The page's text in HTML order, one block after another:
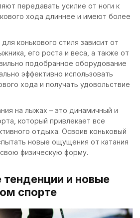
передавать усилие от ноги к
хода длиннее и имеют более
конькового стиля зависит от
его роста и веса, а также от
подобранное оборудование
эффективно использовать
хода и получать удовольствие
на лыжах – это динамичный и
который привлекает все
отдыха. Освоив коньковый
новые ощущения от катания
физическую форму.
и новые
спорте